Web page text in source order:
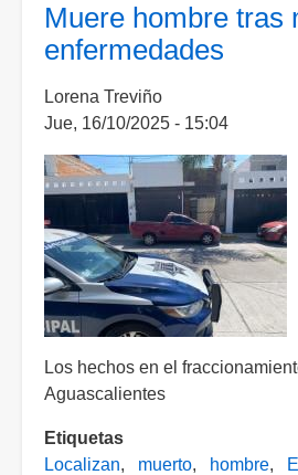
Don
chiquito"
el
asesinato
de
un
hombre
y
una
mujer
Muere hombre tras
enfermedades
Lorena Treviño
Jue, 16/10/2025 - 15:04
Los hechos en el
Aguascalientes
Etiquetas
Localizan
muerto hombre